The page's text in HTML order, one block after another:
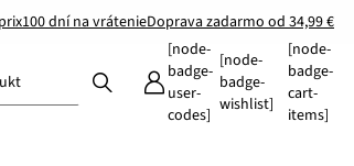
100 dní na vrátenieDoprava zadarmo od 34,99 €
[node-
badge-
user-
codes]
[node-
badge-
wishlist]
[node-
badge-
cart-
items]